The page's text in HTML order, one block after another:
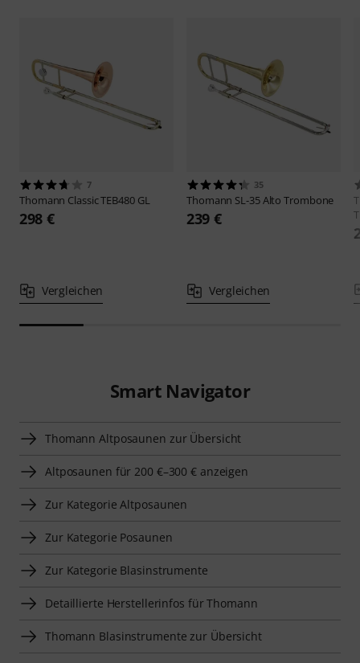
7
Thomann Classic TEB480 GL
298 €
Vergleichen
35
Thomann SL-35 Alto Trombone
239 €
Vergleichen
Smart Navigator
Thomann Altposaunen zur Übersicht
Altposaunen für 200 €–300 € anzeigen
Zur Kategorie Altposaunen
Zur Kategorie Posaunen
Zur Kategorie Blasinstrumente
Detaillierte Herstellerinfos für Thomann
Thomann Blasinstrumente zur Übersicht